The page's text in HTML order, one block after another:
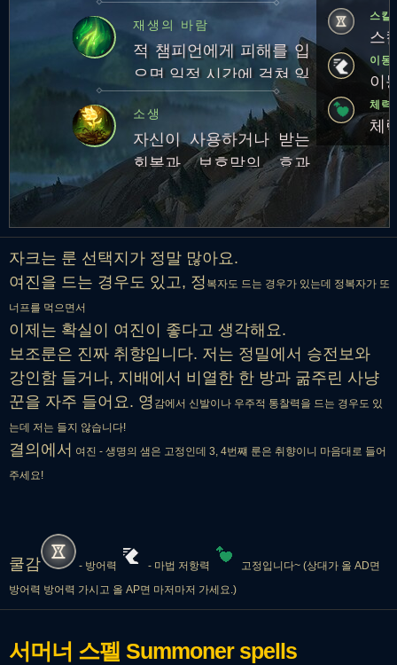
적 공격 시 체력 회복
재생의 바람
적 챔피언에게 피해를 입
으면 일정 시간에 걸쳐 잃
은 체력의 일부 회복
소생
자신이 사용하거나 받는
회복과 보호막의 효과
5% 강화. 체력이 낮은 대
상에게는 효과가 10% 증
가
스킬
스
이동
이
체력
체
자크는 룬 선택지가 정말 많아요.
여진을 드는 경우도 있고, 정 복자도 드는 경우가 있는데 정복자가 또
너프를 먹으면서
이제는 확실이 여진이 좋다고 생각해요.
보조룬은 진짜 취향입니다. 저는 정밀에서 승전보와
강인함 들거나, 지배에서 비열한 한 방과 굶주린 사냥
꾼을 자주 들어요. 영 감에서 신발이나 우주적 통찰력을 드는 경우도 있
는데 저는 들지 않습니다!
결의에서 여진 - 생명의 샘은 고정인데 3, 4번쨰 룬은 취향이니 마음대로 들어
주세요!
쿨감 - 방어력 - 마법 저항력
고정입니다~ (상대가 올 AD면
방어력 방어력 가시고 올 AP면 마저마저 가세요.)
서머너 스펠 Summoner spells